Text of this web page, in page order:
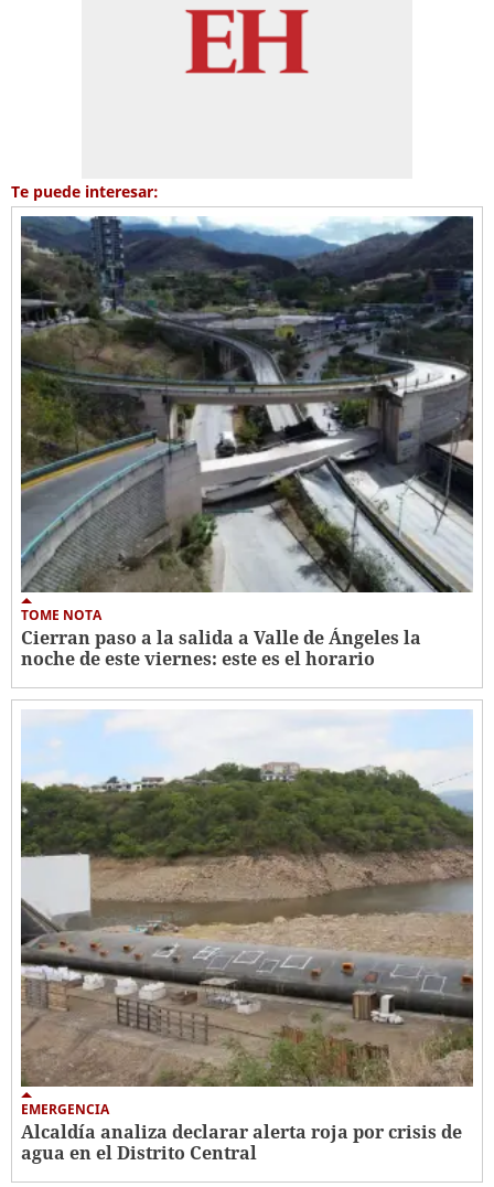
Te puede interesar:
TOME NOTA
Cierran paso a la salida a Valle de Ángeles la
noche de este viernes: este es el horario
EMERGENCIA
Alcaldía analiza declarar alerta roja por crisis de
agua en el Distrito Central